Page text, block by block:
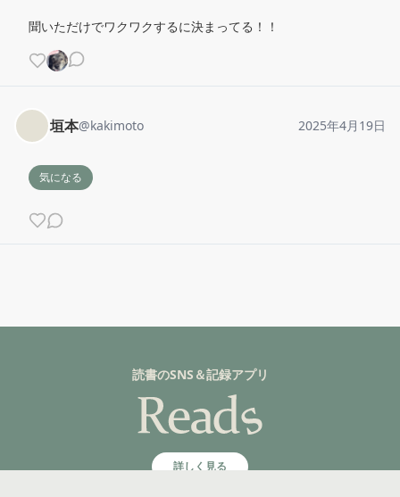
聞いただけでワクワクするに決まってる！！
垣本@kakimoto 2025年4月19日
気になる
読書のSNS＆記録アプリ
詳しく見る